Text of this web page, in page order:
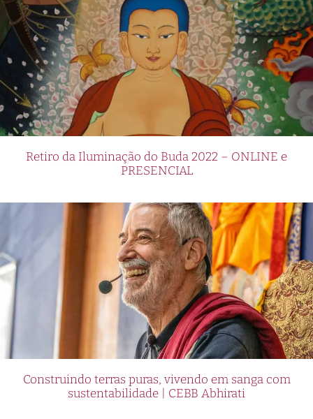
Retiro da Iluminação do Buda 2022 – ONLINE e
PRESENCIAL
Construindo terras puras, vivendo em sanga com
sustentabilidade | CEBB Abhirati